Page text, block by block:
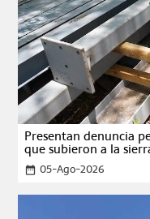
Presentan denuncia
que subieron a la
date_range 05-Ago-2026